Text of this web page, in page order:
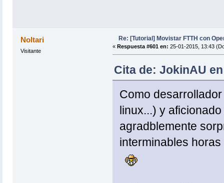
Noltari
Visitante
Re: [Tutorial] Movistar FTTH con
« Respuesta #601 en: 25-01-2015, 13:43
Cita de: JokinAU
Como
linux...) y
agradblemente
interminables